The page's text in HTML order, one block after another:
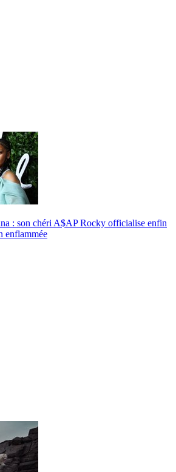
: son chéri A$AP Rocky officialise enfin
enflammée